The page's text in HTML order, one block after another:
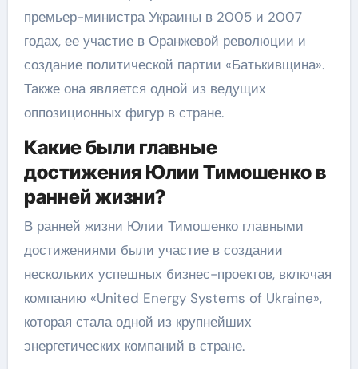
премьер-министра Украины в 2005 и 2007
годах, ее участие в Оранжевой революции и
создание политической партии «Батькивщина».
Также она является одной из ведущих
оппозиционных фигур в стране.
Какие были главные
достижения Юлии Тимошенко в
ранней жизни?
В ранней жизни Юлии Тимошенко главными
достижениями были участие в создании
нескольких успешных бизнес-проектов, включая
компанию «United Energy Systems of Ukraine»,
которая стала одной из крупнейших
энергетических компаний в стране.